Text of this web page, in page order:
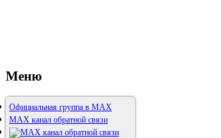
Меню
Официальная группа в МАХ
MAX канал обратной связи